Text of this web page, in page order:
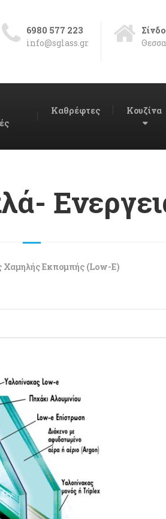
6980 577 223
info@sglass.gr
Καθρέφτες Κουζίνα
Χαμηλής Εκπομπής (Low-E)